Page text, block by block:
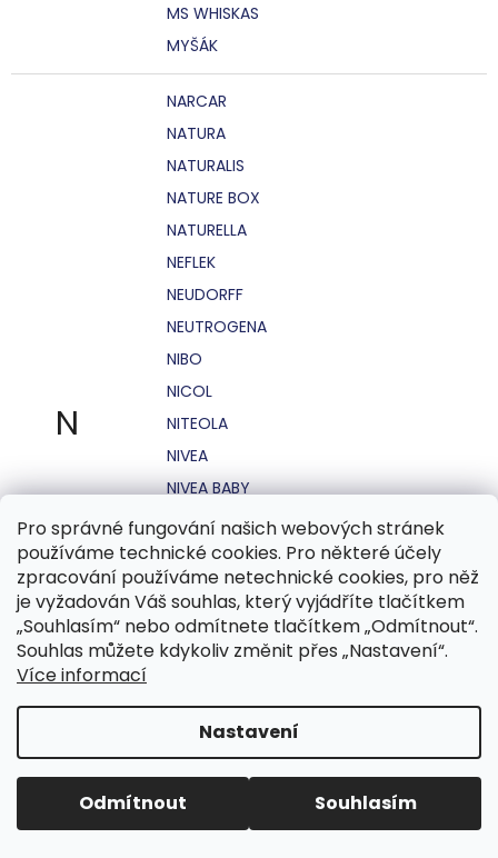
Pro správné fungování našich webových stránek
používáme technické cookies. Pro některé účely
zpracování používáme netechnické cookies, pro něž
je vyžadován Váš souhlas, který vyjádříte tlačítkem
„Souhlasím“ nebo odmítnete tlačítkem „Odmítnout“.
Souhlas můžete kdykoliv změnit přes „Nastavení“.
Více informací
Nastavení
Odmítnout Souhlasím
MS WHISKAS
MYŠÁK
N
NARCAR
NATURA
NATURALIS
NATURE BOX
NATURELLA
NEFLEK
NEUDORFF
NEUTROGENA
NIBO
NICOL
NITEOLA
NIVEA
NIVEA BABY
NIVEA MEN
NIVEA SUN
NO STRESS
NOHEL GARDEN
NORDICS
NUK
O.B.
OASIS